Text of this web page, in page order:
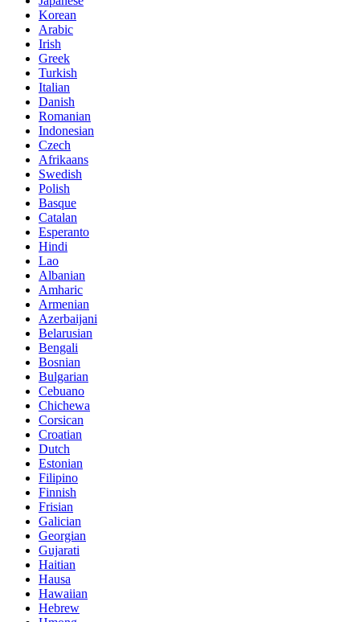
Korean
Arabic
Irish
Greek
Turkish
Italian
Danish
Romanian
Indonesian
Czech
Afrikaans
Swedish
Polish
Basque
Catalan
Esperanto
Hindi
Lao
Albanian
Amharic
Armenian
Azerbaijani
Belarusian
Bengali
Bosnian
Bulgarian
Cebuano
Chichewa
Corsican
Croatian
Dutch
Estonian
Filipino
Finnish
Frisian
Galician
Georgian
Gujarati
Haitian
Hausa
Hawaiian
Hebrew